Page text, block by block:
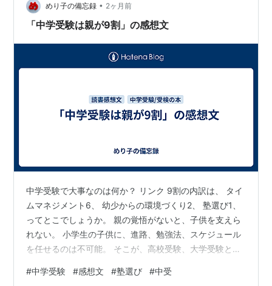
過剰なまでに敏感なだけででなく、見抜くときはしっか
り見抜くので、一人一人にしっかり向き合いましょう。
めり子の備忘録 • 2ヶ月前
「中学受験は親が9割」の感想文
中学受験で大事なのは何か？ リンク 9割の内訳は、 タイ
ムマネジメント6、 幼少からの環境づくり2、 塾選び1、
ってとこでしょうか。 親の覚悟がないと、子供を支えら
れない。 小学生の子供に、進路、勉強法、スケジュール
を任せるのは不可能。 そこが、高校受験、大学受験と違
マネジメント」。 スケジュールを把握して、調整・提
#中学受験 #感想文 #塾選び #中受